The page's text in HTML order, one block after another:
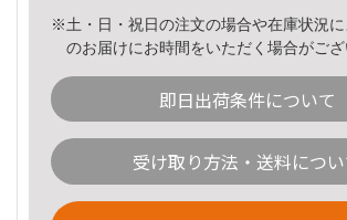
※土・日・祝日の注文の場合や在庫状況
のお届けにお時間をいただく場合がござ
即日出荷条件について
受け取り方法・送料につ